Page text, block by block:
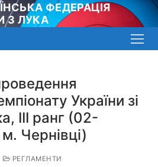
ФЕДЕРАЦІЯ
З ЛУКА
України зі
ІІІ ранг (02-
Чернівці)
РЕГЛАМЕНТИ